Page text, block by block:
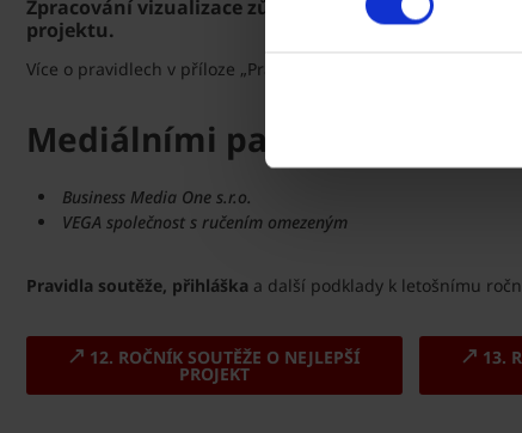
Zpracování vizualizace zůstává povinné pro
projektu.
Více o pravidlech v příloze „Pravidla Soutěže o nejlepší projekt
Mediálními partnery soutěže
Business Media One s.r.o.
VEGA společnost s ručením omezeným
Pravidla soutěže, přihláška a další podklady k letošnímu
12. ROČNÍK SOUTĚŽE O NEJLEPŠÍ
PROJEKT
13.